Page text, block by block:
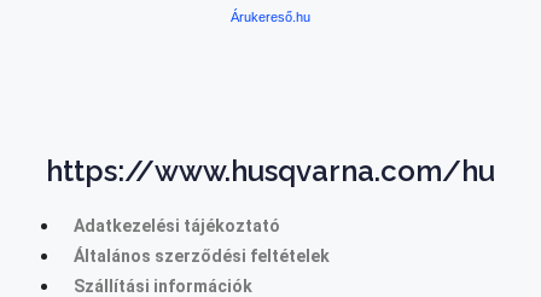
Árukereső.hu
https://www.husqvarna.com/hu
Adatkezelési tájékoztató
Általános szerződési feltételek
Szállítási információk